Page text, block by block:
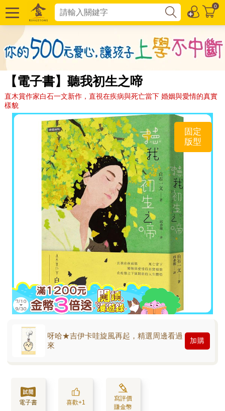
0
【電子書】聽我初生之啼
直木賞作家白石一文新作，直視在疾病與死亡當下 婚姻與愛情的真實
樣貌
固定
版型
呀哈★吉伊卡哇旋風再起，精選周邊看過
來
加購
電子書 喜歡+1
寫評價
賺金幣